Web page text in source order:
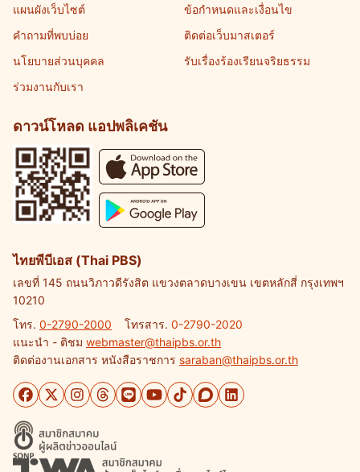
แผนผังเว็บไซต์
คำถามที่พบบ่อย
นโยบายส่วนบุคคล
ร่วมงานกับเรา
ข้อกำหนดและเงื่อนไข
ติดต่อเว็บมาสเตอร์
รับเรื่องร้องเรียนจริยธรรม
ดาวน์โหลด แอปพลิเคชัน
ไทยพีบีเอส (Thai PBS)
เลขที่ 145 ถนนวิภาวดีรังสิต แขวงตลาดบางเขน เขตหลักสี่ กรุงเทพฯ
10210
โทร. 0-2790-2000 โทรสาร. 0-2790-2020
แนะนำ - ติชม webmaster@thaipbs.or.th
ติดต่องานเอกสาร หนังสือราชการ saraban@thaipbs.or.th